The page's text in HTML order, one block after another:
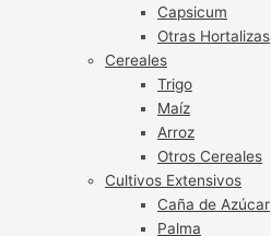
Capsicum
Otras Hortalizas
Cereales
Trigo
Maíz
Arroz
Otros Cereales
Cultivos Extensivos
Caña de Azúcar
Palma